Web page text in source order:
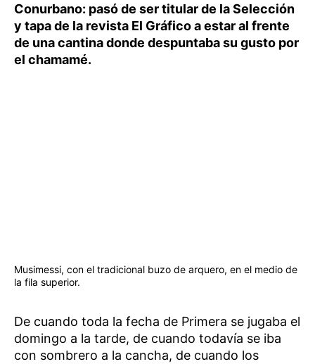
Conurbano: pasó de ser titular de la Selección
y tapa de la revista El Gráfico a estar al frente
de una cantina donde despuntaba su gusto por
el chamamé.
Musimessi, con el tradicional buzo de arquero, en el medio de
la fila superior.
De cuando toda la fecha de Primera se jugaba el
domingo a la tarde, de cuando todavía se iba
con sombrero a la cancha, de cuando los